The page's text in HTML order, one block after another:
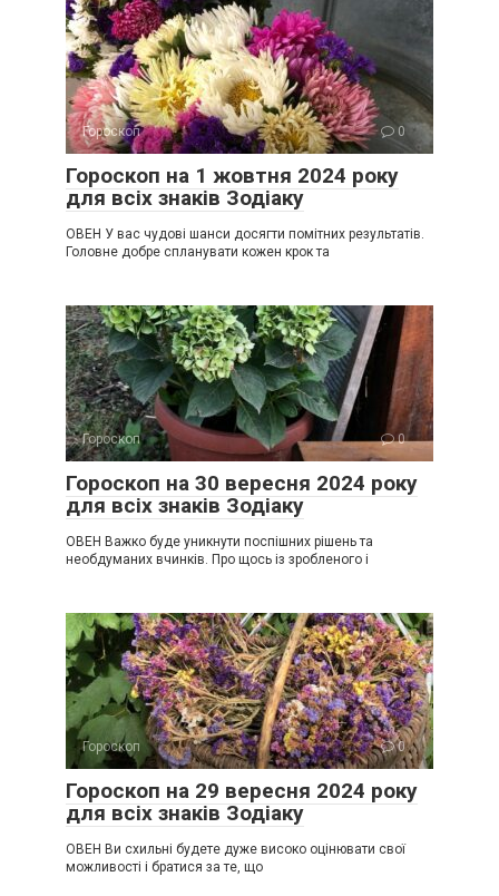
Гороскоп 0
Гороскоп на 1 жовтня 2024 року
для всіх знаків Зодіаку
ОВЕН У вас чудові шанси досягти помітних результатів.
Головне добре спланувати кожен крок та
Гороскоп 0
Гороскоп на 30 вересня 2024 року
для всіх знаків Зодіаку
ОВЕН Важко буде уникнути поспішних рішень та
необдуманих вчинків. Про щось із зробленого і
Гороскоп 0
Гороскоп на 29 вересня 2024 року
для всіх знаків Зодіаку
ОВЕН Ви схильні будете дуже високо оцінювати свої
можливості і братися за те, що